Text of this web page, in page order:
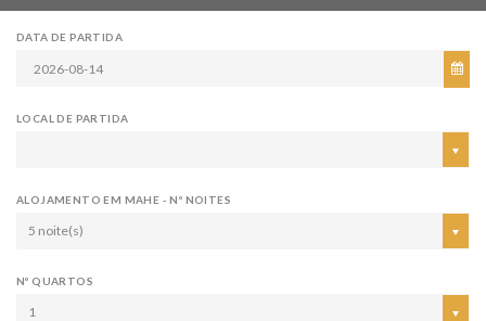
DATA DE PARTIDA
LOCAL DE PARTIDA
ALOJAMENTO EM MAHE - Nº NOITES
5 noite(s)
Nº QUARTOS
1